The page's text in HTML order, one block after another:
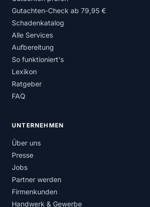
Gutachten-Check ab 79,95 €
Schadenkatalog
Alle Services
Aufbereitung
So funktioniert's
Lexikon
Ratgeber
FAQ
UNTERNEHMEN
Über uns
Presse
Jobs
Partner werden
Firmenkunden
Handwerk & Gewerbe